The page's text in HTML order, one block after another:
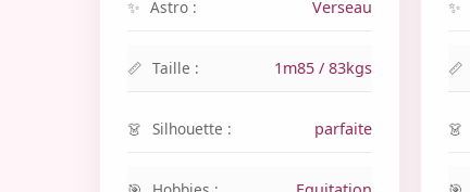
Astro : Verseau
Taille : 1m85 / 83kgs
Silhouette : parfaite